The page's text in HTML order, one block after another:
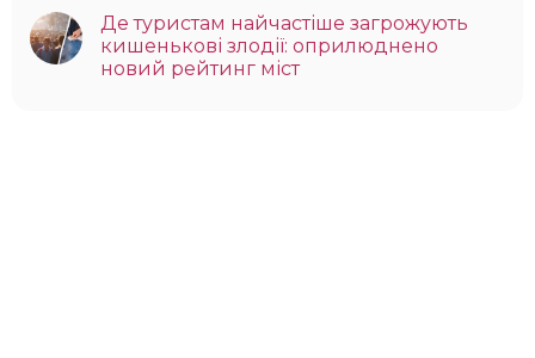
Де туристам найчастіше загрожують
кишенькові злодії: оприлюднено
новий рейтинг міст